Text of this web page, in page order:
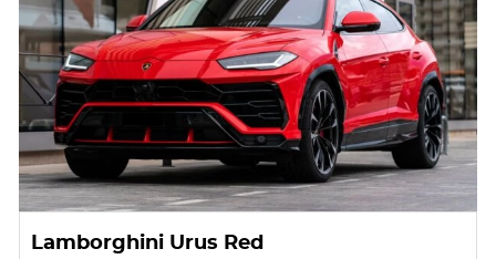
Lamborghini Urus Red